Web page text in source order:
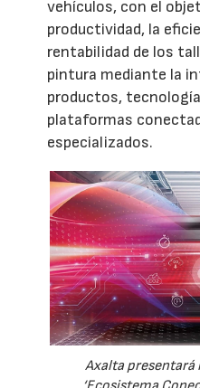
vehículos, con el
productividad, la
rentabilidad de los
pintura mediante la
productos,
plataformas
especializados.
Axalta presentará